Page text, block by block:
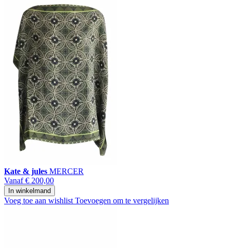
Kate & jules MERCER
Vanaf € 200,00
In winkelmand
Voeg toe aan wishlist Toevoegen om te vergelijken